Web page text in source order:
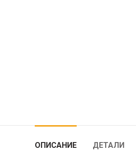
ОПИСАНИЕ ДЕТАЛИ